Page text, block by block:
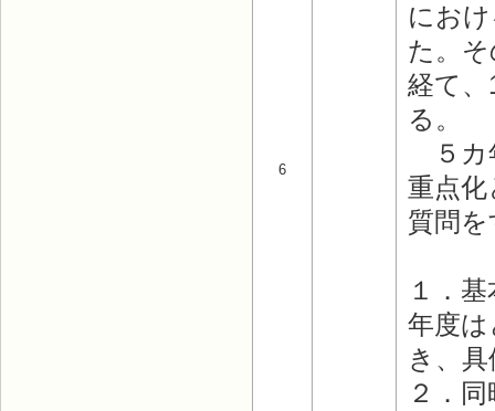
6
にお
た。
経て
る。
５カ
重点
質問
１．
年度
き、
２．